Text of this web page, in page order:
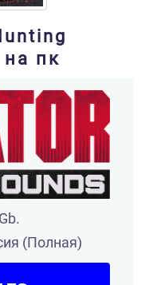
на пк
(Полная)